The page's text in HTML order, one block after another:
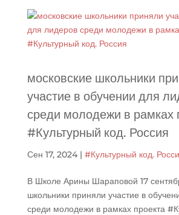
московские школьники
участие в обучении для
среди молодежи в рамках
#Культурный код. Россия
Сен 17, 2024| #Культурный код.
В Школе Арины Шараповой 17
школьники приняли участие в
среди молодежи в рамках проекта